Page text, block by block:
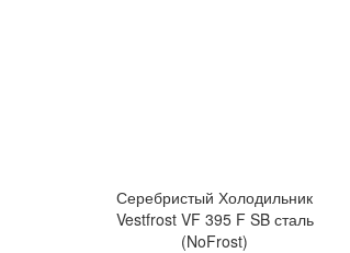
Серебристый Холодильник
Vestfrost VF 395 F SB сталь
(NoFrost)